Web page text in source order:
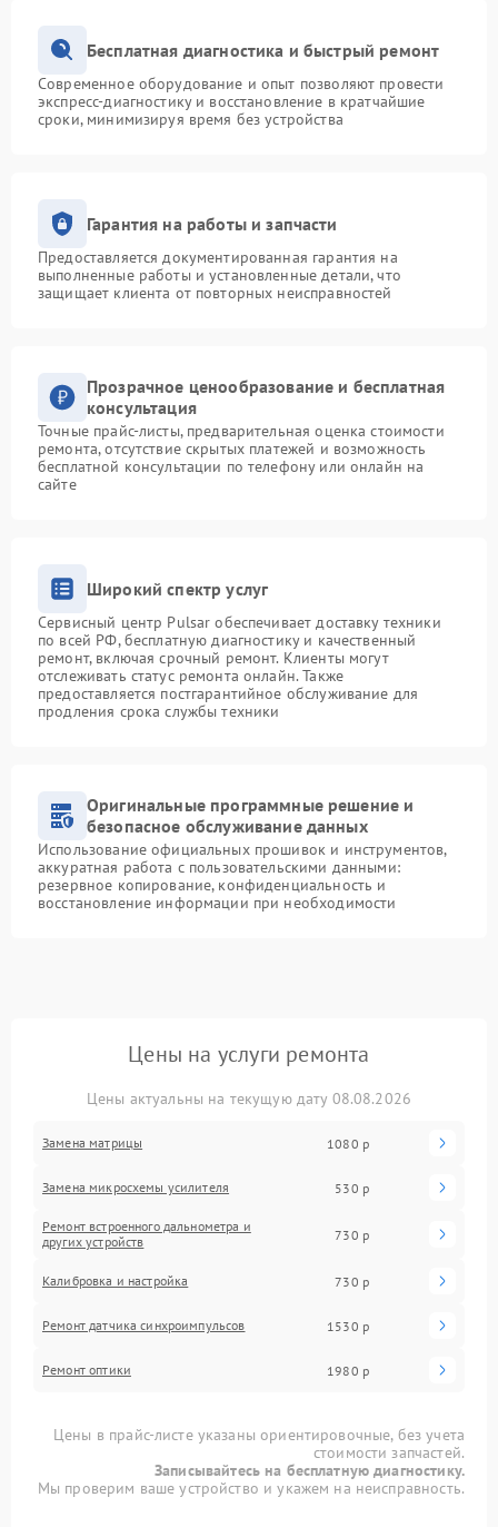
Бесплатная диагностика и быстрый ремонт
Современное оборудование и опыт позволяют провести
экспресс-диагностику и восстановление в кратчайшие
сроки, минимизируя время без устройства
Гарантия на работы и запчасти
Предоставляется документированная гарантия на
выполненные работы и установленные детали, что
защищает клиента от повторных неисправностей
Прозрачное ценообразование и бесплатная
консультация
Точные прайс-листы, предварительная оценка стоимости
ремонта, отсутствие скрытых платежей и возможность
бесплатной консультации по телефону или онлайн на
сайте
Широкий спектр услуг
Сервисный центр Pulsar обеспечивает доставку техники
по всей РФ, бесплатную диагностику и качественный
ремонт, включая срочный ремонт. Клиенты могут
отслеживать статус ремонта онлайн. Также
предоставляется постгарантийное обслуживание для
продления срока службы техники
Оригинальные программные решение и
безопасное обслуживание данных
Использование официальных прошивок и инструментов,
аккуратная работа с пользовательскими данными:
резервное копирование, конфиденциальность и
восстановление информации при необходимости
Цены на услуги ремонта
Цены актуальны на текущую дату 08.08.2026
Замена матрицы 1080 р
Замена микросхемы усилителя 530 р
Ремонт встроенного дальнометра и
других устройств
730 р
Калибровка и настройка 730 р
Ремонт датчика синхроимпульсов 1530 р
Ремонт оптики 1980 р
Цены в прайс-листе указаны ориентировочные, без учета
стоимости запчастей.
Записывайтесь на бесплатную диагностику.
Мы проверим ваше устройство и укажем на неисправность.